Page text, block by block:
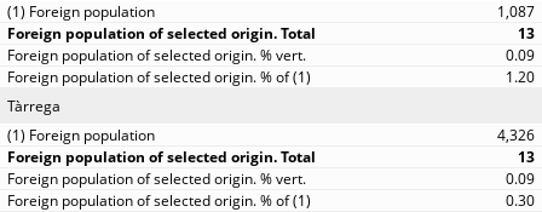
1,087
13
0.09
1.20
Tàrrega
4,326
13
0.09
0.30